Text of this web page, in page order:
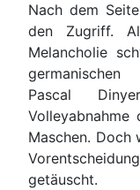
Nach dem
den Zugriff.
Melancholie
germanischen
Pascal
Maschen. Doch
getäuscht.